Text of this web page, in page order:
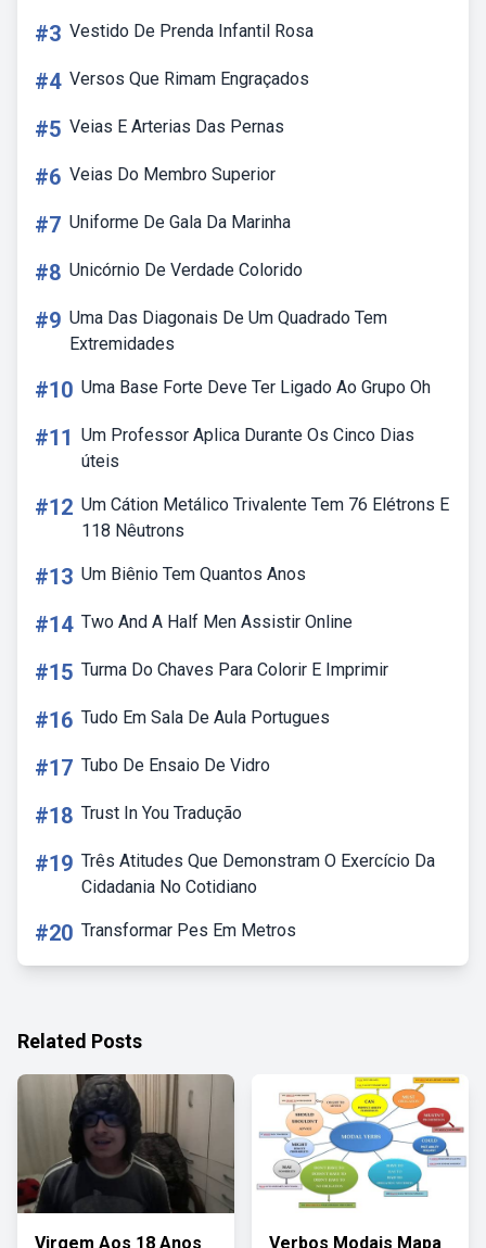
#3 Vestido De Prenda Infantil Rosa
#4 Versos Que Rimam Engraçados
#5 Veias E Arterias Das Pernas
#6 Veias Do Membro Superior
#7 Uniforme De Gala Da Marinha
#8 Unicórnio De Verdade Colorido
#9 Uma Das Diagonais De Um Quadrado Tem
Extremidades
#10 Uma Base Forte Deve Ter Ligado Ao Grupo Oh
#11 Um Professor Aplica Durante Os Cinco Dias
úteis
#12 Um Cátion Metálico Trivalente Tem 76 Elétrons E
118 Nêutrons
#13 Um Biênio Tem Quantos Anos
#14 Two And A Half Men Assistir Online
#15 Turma Do Chaves Para Colorir E Imprimir
#16 Tudo Em Sala De Aula Portugues
#17 Tubo De Ensaio De Vidro
#18 Trust In You Tradução
#19 Três Atitudes Que Demonstram O Exercício Da
Cidadania No Cotidiano
#20 Transformar Pes Em Metros
Related Posts
Virgem Aos 18 Anos Verbos Modais Mapa